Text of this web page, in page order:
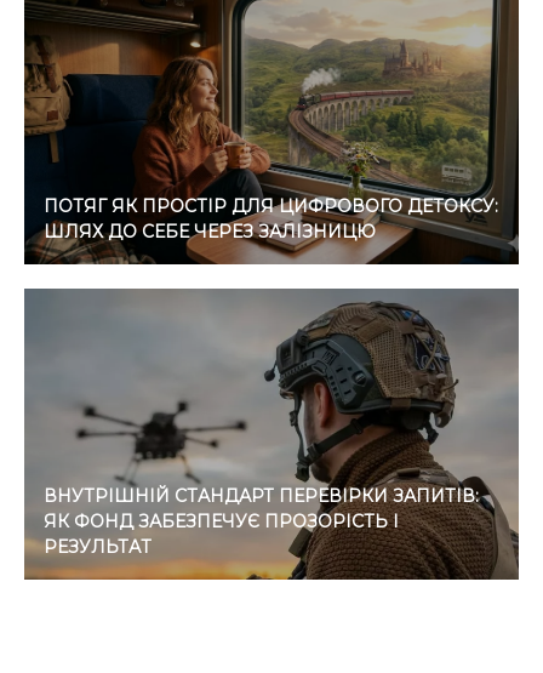
ПОТЯГ ЯК ПРОСТІР ДЛЯ ЦИФРОВОГО ДЕТОКСУ:
ШЛЯХ ДО СЕБЕ ЧЕРЕЗ ЗАЛІЗНИЦЮ
ВНУТРІШНІЙ СТАНДАРТ ПЕРЕВІРКИ ЗАПИТІВ:
ЯК ФОНД ЗАБЕЗПЕЧУЄ ПРОЗОРІСТЬ І
РЕЗУЛЬТАТ